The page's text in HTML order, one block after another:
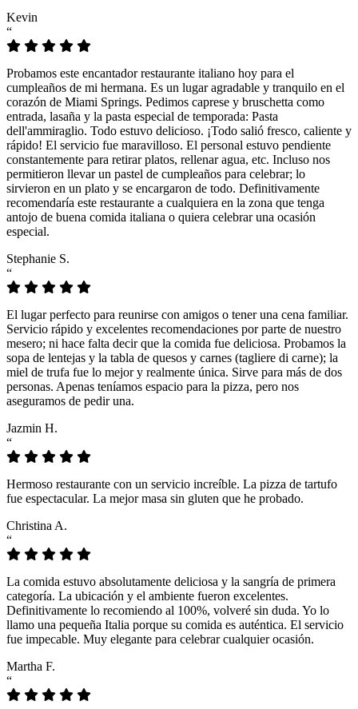
Kevin
“
Probamos este encantador restaurante italiano hoy para el
cumpleaños de mi hermana. Es un lugar agradable y tranquilo en el
corazón de Miami Springs. Pedimos caprese y bruschetta como
entrada, lasaña y la pasta especial de temporada: Pasta
dell'ammiraglio. Todo estuvo delicioso. ¡Todo salió fresco, caliente y
rápido! El servicio fue maravilloso. El personal estuvo pendiente
constantemente para retirar platos, rellenar agua, etc. Incluso nos
permitieron llevar un pastel de cumpleaños para celebrar; lo
sirvieron en un plato y se encargaron de todo. Definitivamente
recomendaría este restaurante a cualquiera en la zona que tenga
antojo de buena comida italiana o quiera celebrar una ocasión
especial.
Stephanie S.
“
El lugar perfecto para reunirse con amigos o tener una cena familiar.
Servicio rápido y excelentes recomendaciones por parte de nuestro
mesero; ni hace falta decir que la comida fue deliciosa. Probamos la
sopa de lentejas y la tabla de quesos y carnes (tagliere di carne); la
miel de trufa fue lo mejor y realmente única. Sirve para más de dos
personas. Apenas teníamos espacio para la pizza, pero nos
aseguramos de pedir una.
Jazmin H.
“
Hermoso restaurante con un servicio increíble. La pizza de tartufo
fue espectacular. La mejor masa sin gluten que he probado.
Christina A.
“
La comida estuvo absolutamente deliciosa y la sangría de primera
categoría. La ubicación y el ambiente fueron excelentes.
Definitivamente lo recomiendo al 100%, volveré sin duda. Yo lo
llamo una pequeña Italia porque su comida es auténtica. El servicio
fue impecable. Muy elegante para celebrar cualquier ocasión.
Martha F.
“